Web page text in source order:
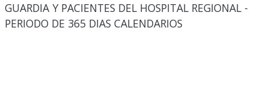
GUARDIA Y PACIENTES DEL HOSPITAL REGIONAL -
PERIODO DE 365 DIAS CALENDARIOS